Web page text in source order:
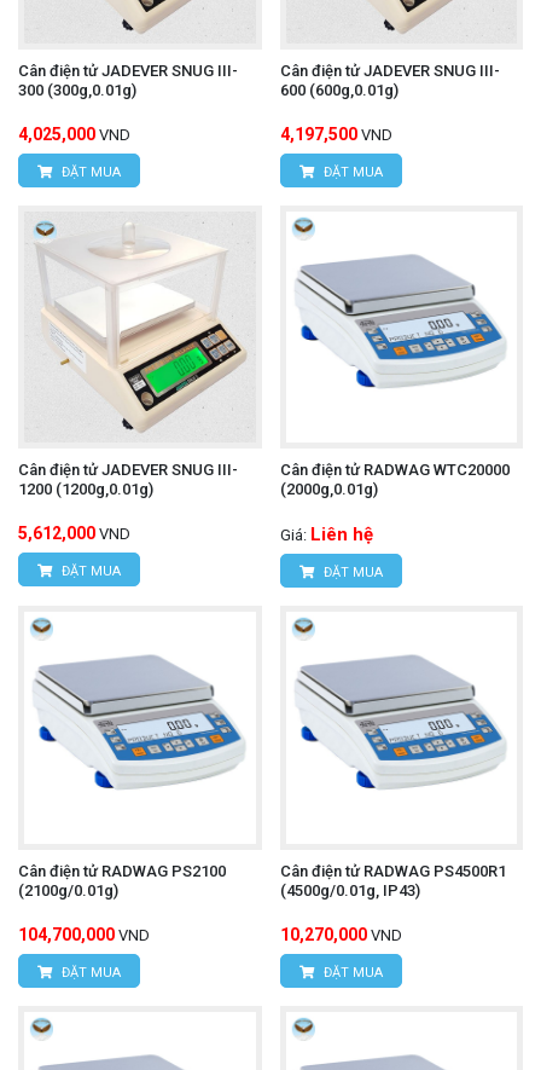
Cân điện tử JADEVER SNUG III-
300 (300g,0.01g)
4,025,000 VND
ĐẶT MUA
Cân điện tử JADEVER SNUG III-
600 (600g,0.01g)
4,197,500 VND
ĐẶT MUA
Cân điện tử JADEVER SNUG III-
1200 (1200g,0.01g)
5,612,000 VND
ĐẶT MUA
Cân điện tử RADWAG WTC20000
(2000g,0.01g)
Giá: Liên hệ
ĐẶT MUA
Cân điện tử RADWAG PS2100
(2100g/0.01g)
104,700,000 VND
ĐẶT MUA
Cân điện tử RADWAG PS4500R1
(4500g/0.01g, IP43)
10,270,000 VND
ĐẶT MUA